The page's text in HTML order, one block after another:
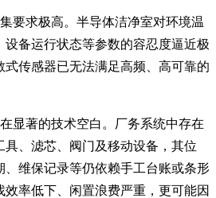
求极高。半导体洁净室对环境温
备运行状态等参数的容忍度逼近极
式传感器已无法满足高频、高可靠的
著的技术空白。厂务系统中存在
具、滤芯、阀门及移动设备，其位
、维保记录等仍依赖手工台账或条形
率低下、闲置浪费严重，更可能因